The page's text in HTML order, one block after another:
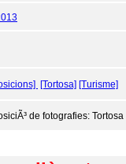
[Tortosa] [Turisme]
de fotografies: